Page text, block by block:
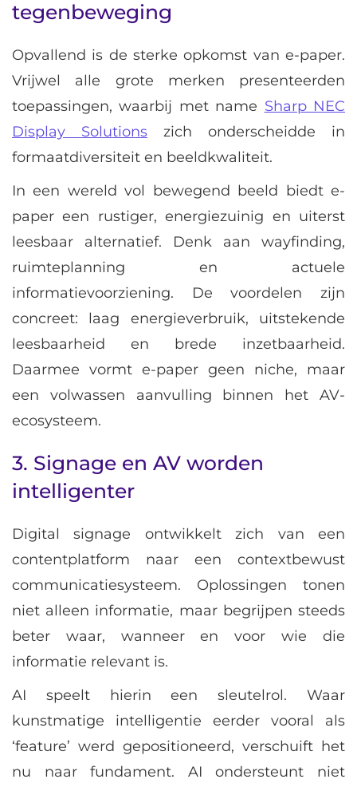
tegenbeweging
Opvallend is de sterke opkomst van e-paper.
Vrijwel alle grote merken presenteerden
toepassingen, waarbij met name Sharp NEC
Display Solutions zich onderscheidde in
formaatdiversiteit en beeldkwaliteit.
In een wereld vol bewegend beeld biedt e-
paper een rustiger, energiezuinig en uiterst
leesbaar alternatief. Denk aan wayfinding,
ruimteplanning en actuele
informatievoorziening. De voordelen zijn
concreet: laag energieverbruik, uitstekende
leesbaarheid en brede inzetbaarheid.
Daarmee vormt e-paper geen niche, maar
een volwassen aanvulling binnen het AV-
ecosysteem.
3. Signage en AV worden
intelligenter
Digital signage ontwikkelt zich van een
contentplatform naar een contextbewust
communicatiesysteem. Oplossingen tonen
niet alleen informatie, maar begrijpen steeds
beter waar, wanneer en voor wie die
informatie relevant is.
AI speelt hierin een sleutelrol. Waar
kunstmatige intelligentie eerder vooral als
‘feature’ werd gepositioneerd, verschuift het
nu naar fundament. AI ondersteunt niet